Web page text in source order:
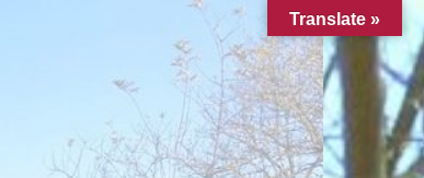
Translate »